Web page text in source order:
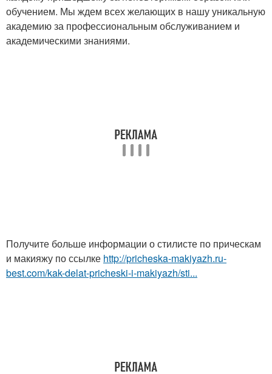
обучением. Мы ждем всех желающих в нашу уникальную
академию за профессиональным обслуживанием и
академическими знаниями.
Получите больше информации о стилисте по прическам
и макияжу по ссылке http://pricheska-makiyazh.ru-
best.com/kak-delat-pricheski-i-makiyazh/sti...